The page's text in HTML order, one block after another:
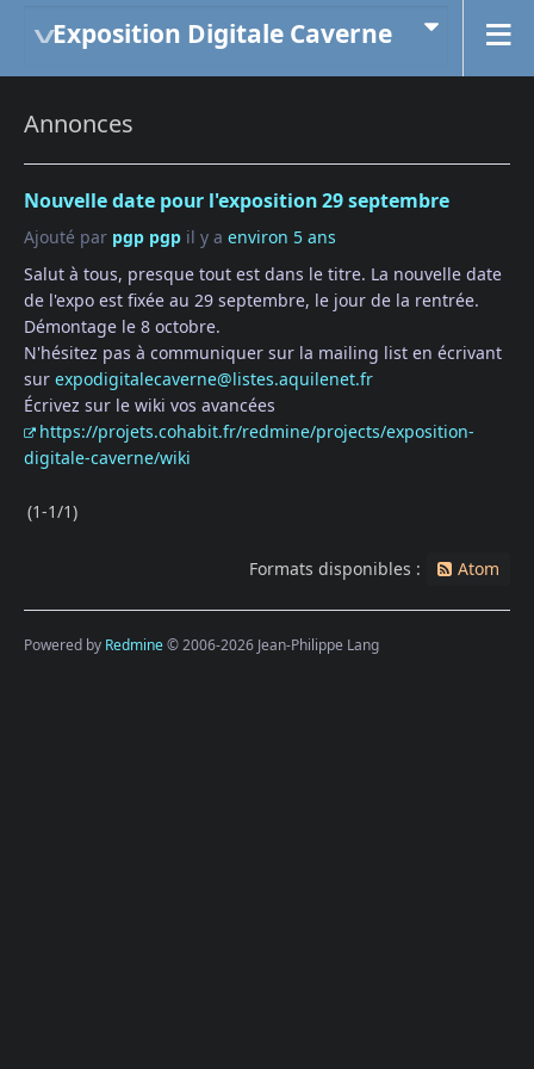
Exposition Digitale Caverne
Annonces
Nouvelle date pour l'exposition 29 septembre
Ajouté par pgp pgp il y a environ 5 ans
Salut à tous, presque tout est dans le titre. La nouvelle date
de l'expo est fixée au 29 septembre, le jour de la rentrée.
Démontage le 8 octobre.
N'hésitez pas à communiquer sur la mailing list en écrivant
sur expodigitalecaverne@listes.aquilenet.fr
Écrivez sur le wiki vos avancées
https://projets.cohabit.fr/redmine/projects/exposition-
digitale-caverne/wiki
(1-1/1)
Formats disponibles : Atom
Powered by Redmine© 2006-2026 Jean-Philippe Lang